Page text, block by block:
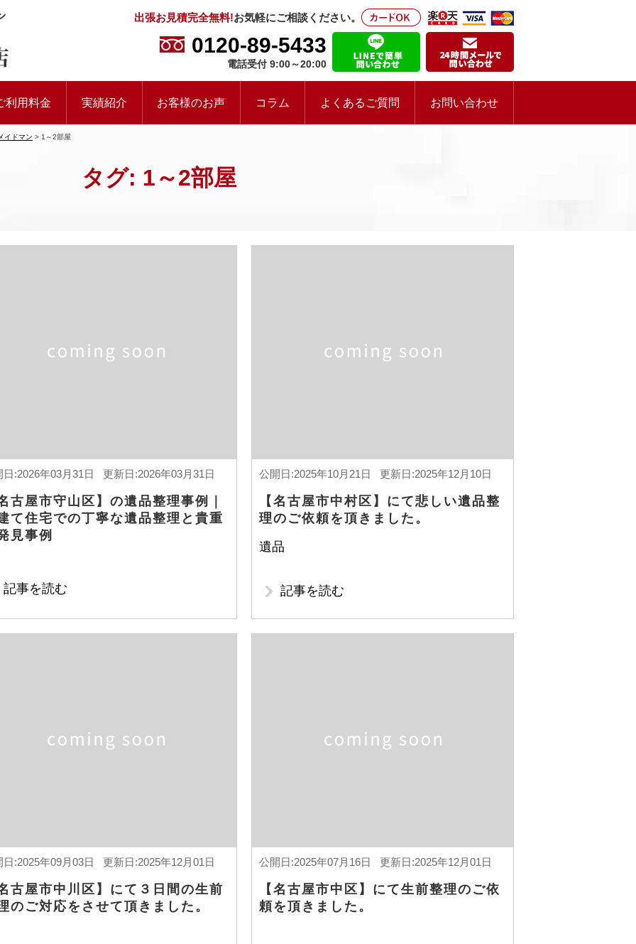
出張お見積完全無料!お気軽にご相談ください。
0120-89-5433
電話受付 9:00～20:00
利用料金 実績紹介 お客様のお声 コラム よくあるご質問 お問い合わせ
イドマン > 1～2部屋
タグ: 1～2部屋
日:2026年03月31日 更新日:2026年03月31日
古屋市守山区】の遺品整理事例｜
て住宅での丁寧な遺品整理と貴重
見事例
記事を読む
公開日:2025年10月21日 更新日:2025年12月10日
【名古屋市中村区】にて悲しい遺品整
理のご依頼を頂きました。
遺品
記事を読む
日:2025年09月03日 更新日:2025年12月01日
古屋市中川区】にて３日間の生前
のご対応をさせて頂きました。
公開日:2025年07月16日 更新日:2025年12月01日
【名古屋市中区】にて生前整理のご依
頼を頂きました。